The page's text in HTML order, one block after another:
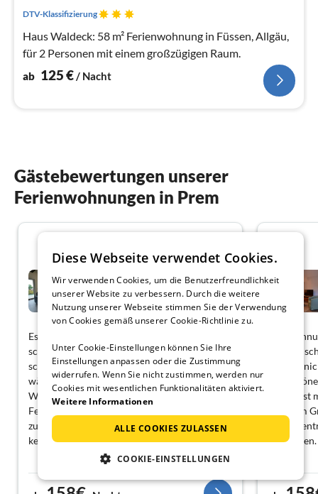
DTV-Klassifizierung
Haus Waldeck: 58 m² Ferienwohnung in Füssen, Allgäu,
für 2 Personen mit einem großzügigen Raum.
ab 125€ / Nacht
Gästebewertungen unserer
Ferienwohnungen in Prem
Riverside WG 10 -
Oberbayern
Prem
Es gibt zu wenig Messer die vernünftig
schneiden. Die beiden großen Messer
schneiden so gut wie nicht. In der Dusche
wäre eine Halterung für Duschgel etc.
Wünschenswert. Standard in jeder
Ferienwohnung- ein Fön. Das WLAN am TV
zu sperren ist ärgerlich, da ohne TV Stick dann
kein Netflix etc. funktioniert.
Die
erste
hat sich
Das
Balkon ist
direkt im
Super
empfehlen.
Diese Webseite verwendet Cookies.
Wir verwenden Cookies, um die Benutzerfreundlichkeit
unserer Website zu verbessern. Durch die weitere
Nutzung unserer Webseite stimmen Sie der Verwendung
von Cookies gemäß unserer Cookie-Richtlinie zu.
Unter Cookie-Einstellungen können Sie Ihre
Einstellungen anpassen oder die Zustimmung
widerrufen. Wenn Sie nicht zustimmen, werden nur
Cookies mit wesentlichen Funktionalitäten aktiviert.
Weitere Informationen
ALLE COOKIES ZULASSEN
COOKIE-EINSTELLUNGEN